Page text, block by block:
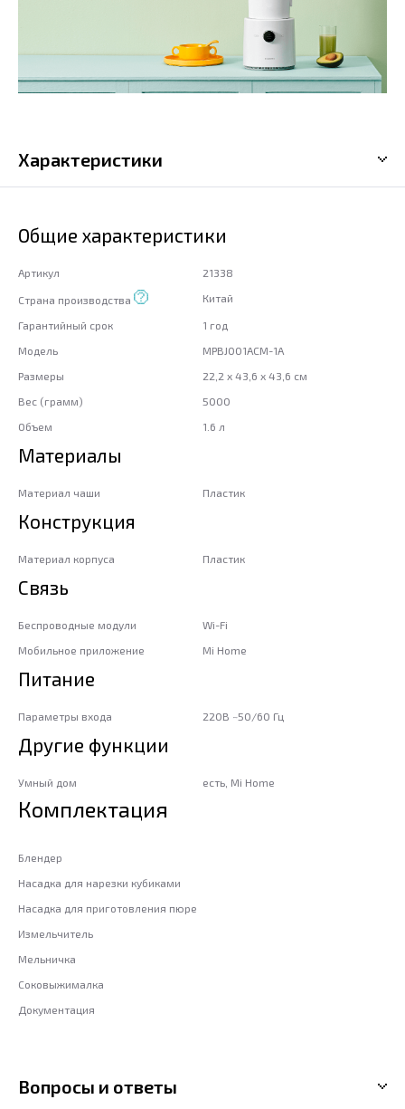
Характеристики
Общие характеристики
Артикул 21338
Страна производства Китай
Гарантийный срок
1 год
Модель
MPBJ001ACM-1A
Размеры
22,2 x 43,6 x 43,6 см
Вес (грамм)
5000
Объем
1.6 л
Материалы
Материал чаши Пластик
Конструкция
Материал корпуса Пластик
Связь
Беспроводные модули
Wi-Fi
Мобильное приложение
Mi Home
Питание
Параметры входа 220В ~50/60 Гц
Другие функции
Умный дом есть, Mi Home
Комплектация
Блендер
Насадка для нарезки кубиками
Насадка для приготовления пюре
Измельчитель
Мельничка
Соковыжималка
Документация
Вопросы и ответы